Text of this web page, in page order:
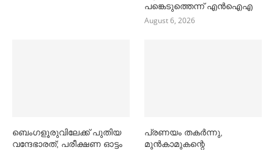
പങ്കെടുത്തെന്ന് എൻഐഎ
August 6, 2026
ബെംഗളൂരുവിലേക്ക് പുതിയ
വന്ദേഭാരത്; പരീക്ഷണ ഓട്ടം
പ്രണയം തകര്‍ന്നു,
മുൻകാമുകന്റെ